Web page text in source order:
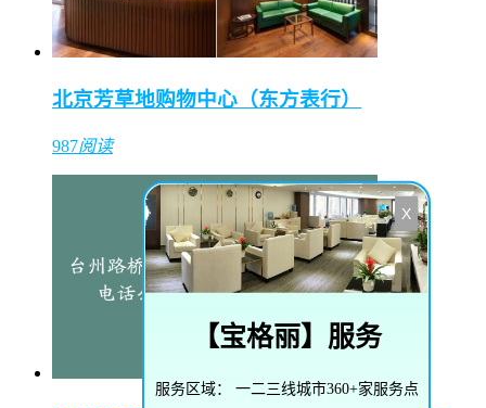
北京芳草地购物中心（东方表行）
987阅读
X
【宝格丽】服务
服务区域： 一二三线城市360+家服务点